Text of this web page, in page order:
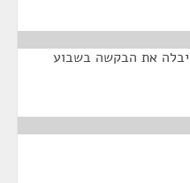
את הבקשה בשבוע